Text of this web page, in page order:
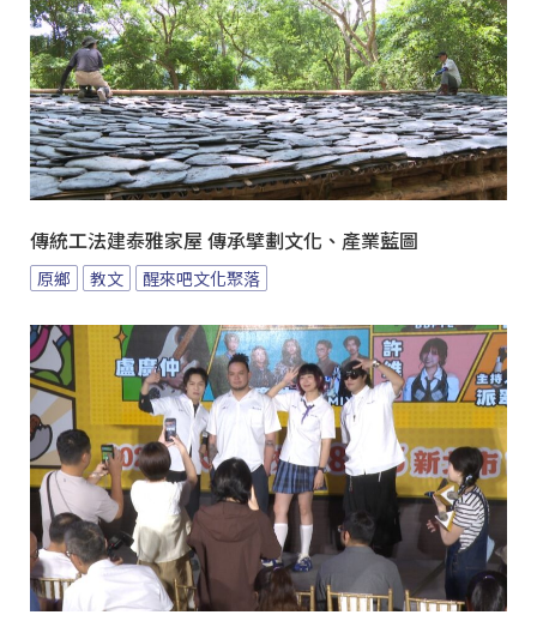
傳統工法建泰雅家屋 傳承擘劃文化、產業藍圖
原鄉 教文 醒來吧文化聚落